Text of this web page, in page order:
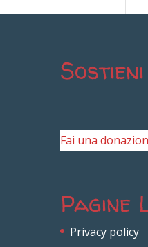
Fai una
Pagine
Privacy policy